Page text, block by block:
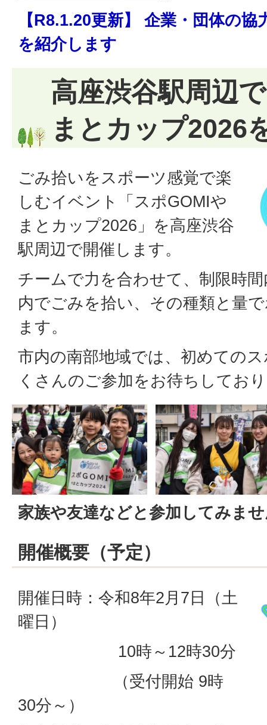
【R8.1.20更新】 企業・団体の
を紹介します
高座渋谷駅周辺
まとカップ2026
ごみ拾いをスポーツ感覚で楽
しむイベント「スポGOMIや
まとカップ2026」を高座渋谷
駅周辺で開催します。
チームで力を合わせて、制限時
内でごみを拾い、その種類と量
ます。
市内の南部地域では、初めての
くさんのご参加をお待ちしてお
家族や友達などと参加してみま
開催概要（予定）
開催日時：令和8年2月7日（土
曜日）
10時～12時30分
（受付開始 9時
30分～）